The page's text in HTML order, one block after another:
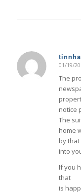
says:
01/19/
The
notice
The
home
by
into
If you
that
is